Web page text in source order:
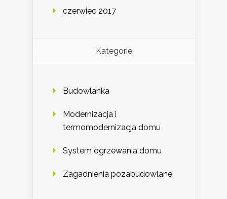
czerwiec 2017
Kategorie
Budowlanka
Modernizacja i
termomodernizacja domu
System ogrzewania domu
Zagadnienia pozabudowlane